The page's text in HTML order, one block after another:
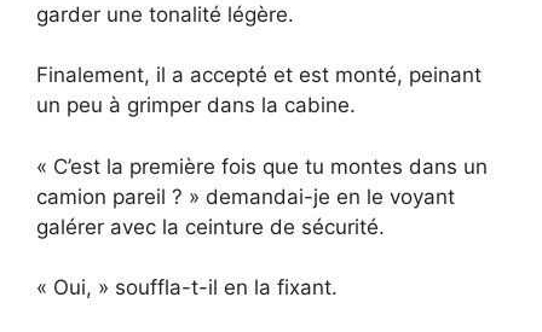
garder une tonalité légère.
Finalement, il a accepté et est monté, peinant
un peu à grimper dans la cabine.
« C’est la première fois que tu montes dans un
camion pareil ? » demandai-je en le voyant
galérer avec la ceinture de sécurité.
« Oui, » souffla-t-il en la fixant.